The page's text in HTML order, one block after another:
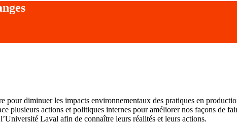
diminuer les impacts environnementaux des pratiques en
plusieurs actions et politiques internes pour améliorer nos façons de
Laval afin de connaître leurs réalités et leurs actions.